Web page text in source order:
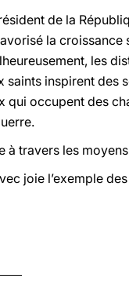
de la
la
les
inspirent des
qui occupent des
à travers les
joie l’exemple